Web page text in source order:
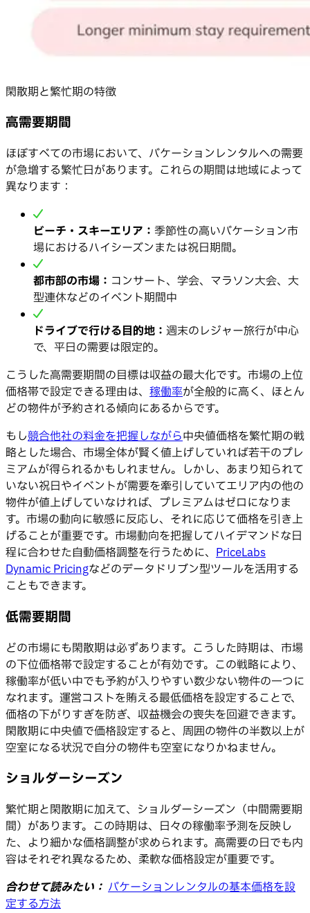
閑散期と繁忙期の特徴
高需要期間
ほぼすべての市場において、バケーションレンタルへの需要
が急増する繁忙日があります。これらの期間は地域によって
異なります：
ビーチ・スキーエリア： 季節性の高いバケーション市
場におけるハイシーズンまたは祝日期間。
都市部の市場： コンサート、学会、マラソン大会、大
型連休などのイベント期間中
ドライブで行ける目的地： 週末のレジャー旅行が中心
で、平日の需要は限定的。
こうした高需要期間の目標は収益の最大化です。市場の上位
価格帯で設定できる理由は、 稼働率が全般的に高く、ほとん
どの物件が予約される傾向にあるからです。
もし競合他社の料金を把握しながら中央値価格を繁忙期の戦
略とした場合、市場全体が賢く値上げしていれば若干のプレ
ミアムが得られるかもしれません。しかし、あまり知られて
いない祝日やイベントが需要を牽引していてエリア内の他の
物件が値上げしていなければ、プレミアムはゼロになりま
す。市場の動向に敏感に反応し、それに応じて価格を引き上
げることが重要です。市場動向を把握してハイデマンドな日
程に合わせた自動価格調整を行うために、 PriceLabs
Dynamic Pricingなどのデータドリブン型ツールを活用する
こともできます。
低需要期間
どの市場にも閑散期は必ずあります。こうした時期は、市場
の下位価格帯で設定することが有効です。この戦略により、
稼働率が低い中でも予約が入りやすい数少ない物件の一つに
なれます。運営コストを賄える最低価格を設定することで、
価格の下がりすぎを防ぎ、収益機会の喪失を回避できます。
閑散期に中央値で価格設定すると、周囲の物件の半数以上が
空室になる状況で自分の物件も空室になりかねません。
ショルダーシーズン
繁忙期と閑散期に加えて、ショルダーシーズン（中間需要期
間）があります。この時期は、日々の稼働率予測を反映し
た、より細かな価格調整が求められます。高需要の日でも内
容はそれぞれ異なるため、柔軟な価格設定が重要です。
合わせて読みたい： バケーションレンタルの基本価格を設
定する方法